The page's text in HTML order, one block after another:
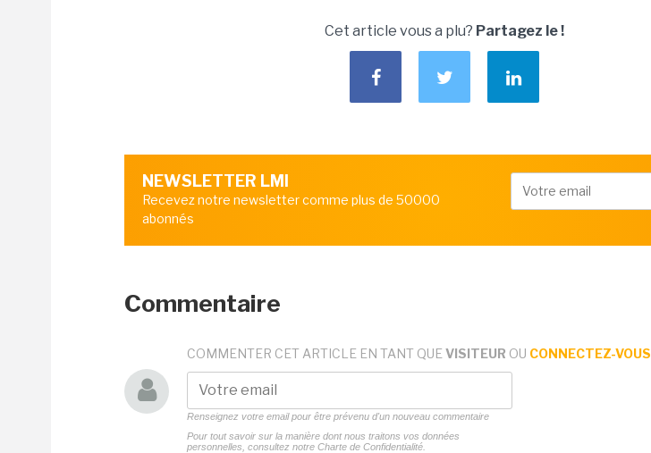
Cet article vous a plu? Partagez le !
NEWSLETTER LMI
Recevez notre newsletter comme plus de 50000
abonnés
Commentaire
COMMENTER CET ARTICLE EN TANT QUE VISITEUR OU CONNECTEZ-VOUS
Renseignez votre email pour être prévenu d'un nouveau commentaire
Pour tout savoir sur la manière dont nous traitons vos données
personnelles, consultez notre Charte de Confidentialité.